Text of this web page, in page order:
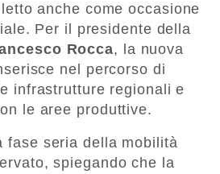
anche come occasione
Per il presidente della
Rocca, la nuova
nel percorso di
infrastrutture regionali e
le aree produttive.
fase seria della mobilità
spiegando che la